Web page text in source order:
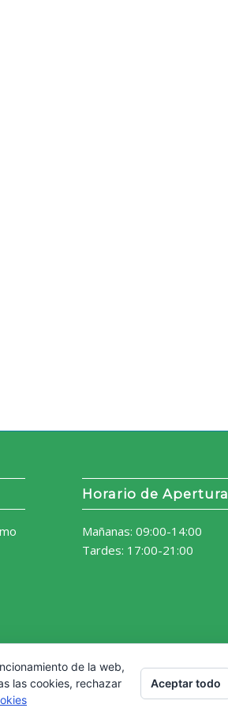
Horario de Apertura
Mañanas: 09:00-14:00
Tardes: 17:00-21:00
de la web,
las cookies, rechazar
Aceptar todo